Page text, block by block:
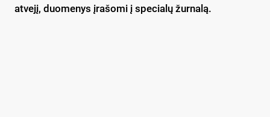
at­ve­jį, duo­me­nys įra­šo­mi į spe­cia­lų žur­na­lą.